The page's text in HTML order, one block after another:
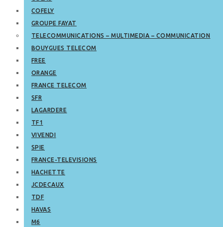
COFELY
GROUPE FAYAT
TELECOMMUNICATIONS – MULTIMEDIA – COMMUNICATION
BOUYGUES TELECOM
FREE
ORANGE
FRANCE TELECOM
SFR
LAGARDERE
TF1
VIVENDI
SPIE
FRANCE-TELEVISIONS
HACHETTE
JCDECAUX
TDF
HAVAS
M6